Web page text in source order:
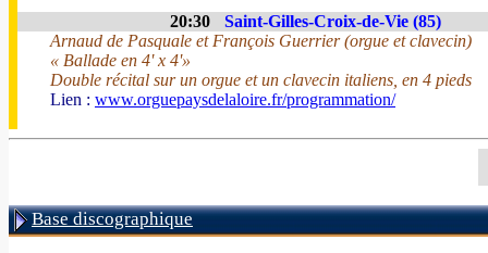
20:30
Saint-Gilles-Croix-de-Vie (85)
Arnaud de Pasquale et François Guerrier (orgue et clavecin)
« Ballade en 4' x 4'»
Double récital sur un orgue et un clavecin italiens, en 4 pieds
Lien : www.orguepaysdelaloire.fr/programmation/
Base discographique